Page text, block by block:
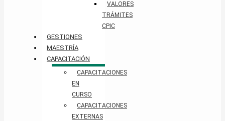
VALORES
TRÁMITES
CPIC
GESTIONES
MAESTRÍA
CAPACITACIÓN
CAPACITACIONES
EN
CURSO
CAPACITACIONES
EXTERNAS